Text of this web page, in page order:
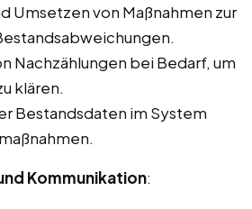
Umsetzen von Maßnahmen zur
Nachzählungen bei Bedarf, um
klären.
Bestandsdaten im System
Kommunikation: